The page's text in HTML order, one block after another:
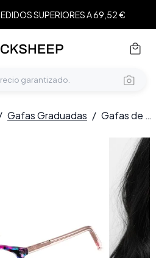
SUPERIORES A 69,52 €
Gafas Graduadas / Gafas de acetato marrón mariposa #BS2425-0735